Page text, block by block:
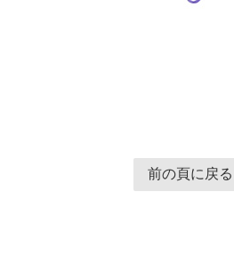
前の頁に戻る